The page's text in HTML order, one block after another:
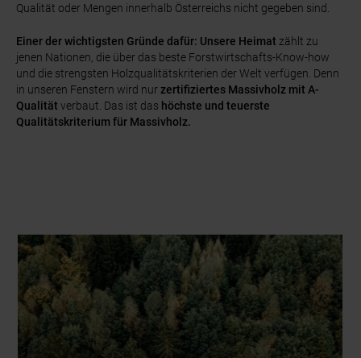
Qualität oder Mengen innerhalb Österreichs nicht gegeben sind.
Einer der wichtigsten Gründe dafür: Unsere Heimat zählt zu
jenen Nationen, die über das beste Forstwirtschafts-Know-how
und die strengsten Holzqualitätskriterien der Welt verfügen. Denn
in unseren Fenstern wird nurzertifiziertes Massivholz mit A-
Qualität verbaut. Das ist das höchste und teuerste
Qualitätskriterium für Massivholz.